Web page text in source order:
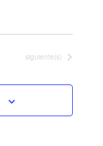
Eventos
siguiente(s)